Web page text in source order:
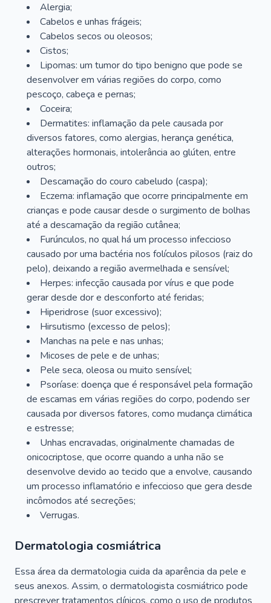
Alergia;
Cabelos e unhas frágeis;
Cabelos secos ou oleosos;
Cistos;
Lipomas: um tumor do tipo benigno que pode se
desenvolver em várias regiões do corpo, como
pescoço, cabeça e pernas;
Coceira;
Dermatites: inflamação da pele causada por
diversos fatores, como alergias, herança genética,
alterações hormonais, intolerância ao glúten, entre
outros;
Descamação do couro cabeludo (caspa);
Eczema: inflamação que ocorre principalmente em
crianças e pode causar desde o surgimento de bolhas
até a descamação da região cutânea;
Furúnculos, no qual há um processo infeccioso
causado por uma bactéria nos folículos pilosos (raiz do
pelo), deixando a região avermelhada e sensível;
Herpes: infecção causada por vírus e que pode
gerar desde dor e desconforto até feridas;
Hiperidrose (suor excessivo);
Hirsutismo (excesso de pelos);
Manchas na pele e nas unhas;
Micoses de pele e de unhas;
Pele seca, oleosa ou muito sensível;
Psoríase: doença que é responsável pela formação
de escamas em várias regiões do corpo, podendo ser
causada por diversos fatores, como mudança climática
e estresse;
Unhas encravadas, originalmente chamadas de
onicocriptose, que ocorre quando a unha não se
desenvolve devido ao tecido que a envolve, causando
um processo inflamatório e infeccioso que gera desde
incômodos até secreções;
Verrugas.
Dermatologia cosmiátrica
Essa área da dermatologia cuida da aparência da pele e
seus anexos. Assim, o dermatologista cosmiátrico pode